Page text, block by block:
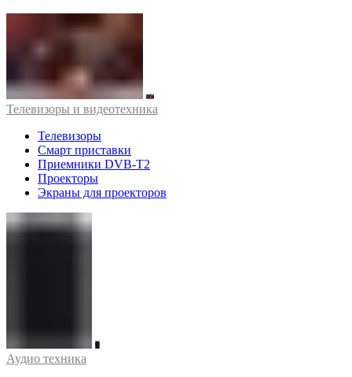
Телевизоры и видеотехника
Телевизоры
Смарт приставки
Приемники DVB-T2
Проекторы
Экраны для проекторов
Аудио техника